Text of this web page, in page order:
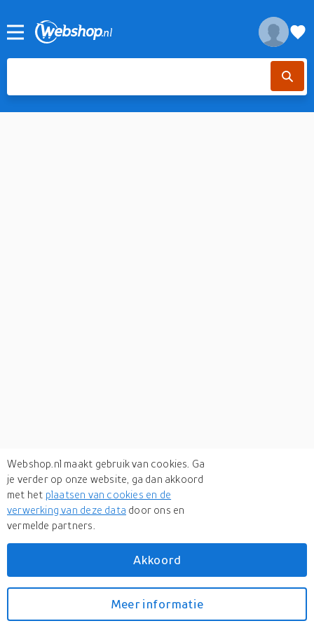
gerelateerde categorieën
Sport & outdoor
Webshop.nl maakt gebruik van cookies. Ga
je verder op onze website, ga dan akkoord
met het plaatsen van cookies en de
verwerking van deze data door ons en
vermelde partners.
Akkoord
Meer informatie